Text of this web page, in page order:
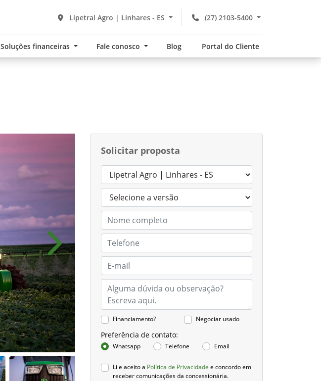
(27) 2103-5400
Lipetral Agro | Linhares - ES
Soluções financeiras Fale conosco Blog Portal do Cliente
Solicitar proposta
Financiamento? Negociar usado
Preferência de contato:
Whatsapp Telefone Email
Li e aceito a Política de Privacidade e concordo em
receber comunicações da concessionária.
Próximo